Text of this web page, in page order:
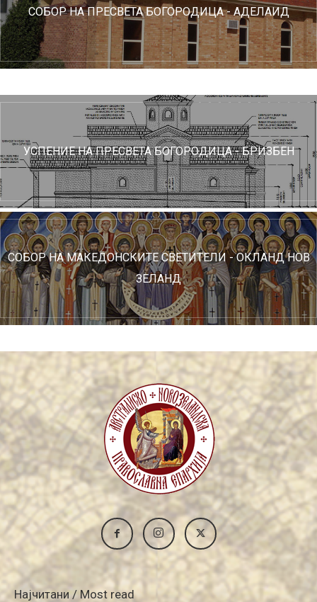
СОБОР НА ПРЕСВЕТА БОГОРОДИЦА - АДЕЛАИД
УСПЕНИЕ НА ПРЕСВЕТА БОГОРОДИЦА - БРИЗБЕН
СОБОР НА МАКЕДОНСКИТЕ СВЕТИТЕЛИ - ОКЛАНД НОВ
ЗЕЛАНД
Најчитани / Most read